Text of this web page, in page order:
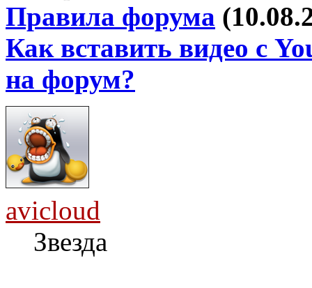
Правила форума
Как вставить видео с
на форум?
avicloud
Звезда